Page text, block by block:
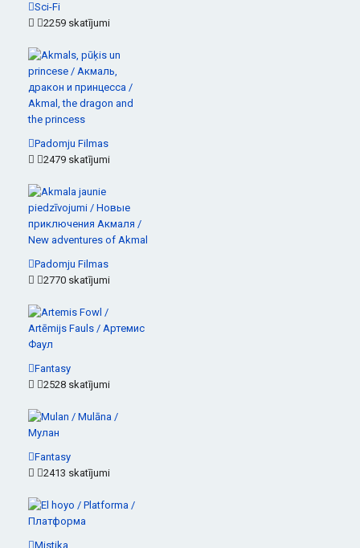
Sci-Fi
2259 skatījumi
Padomju Filmas
2479 skatījumi
Padomju Filmas
2770 skatījumi
Fantasy
2528 skatījumi
Fantasy
2413 skatījumi
Mistika